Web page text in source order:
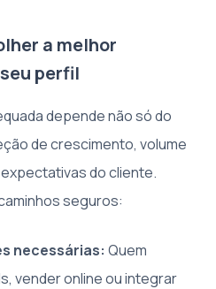
a melhor
perfil
depende não só do
de crescimento, volume
do cliente.
seguros:
necessárias: Quem
vender online ou integrar